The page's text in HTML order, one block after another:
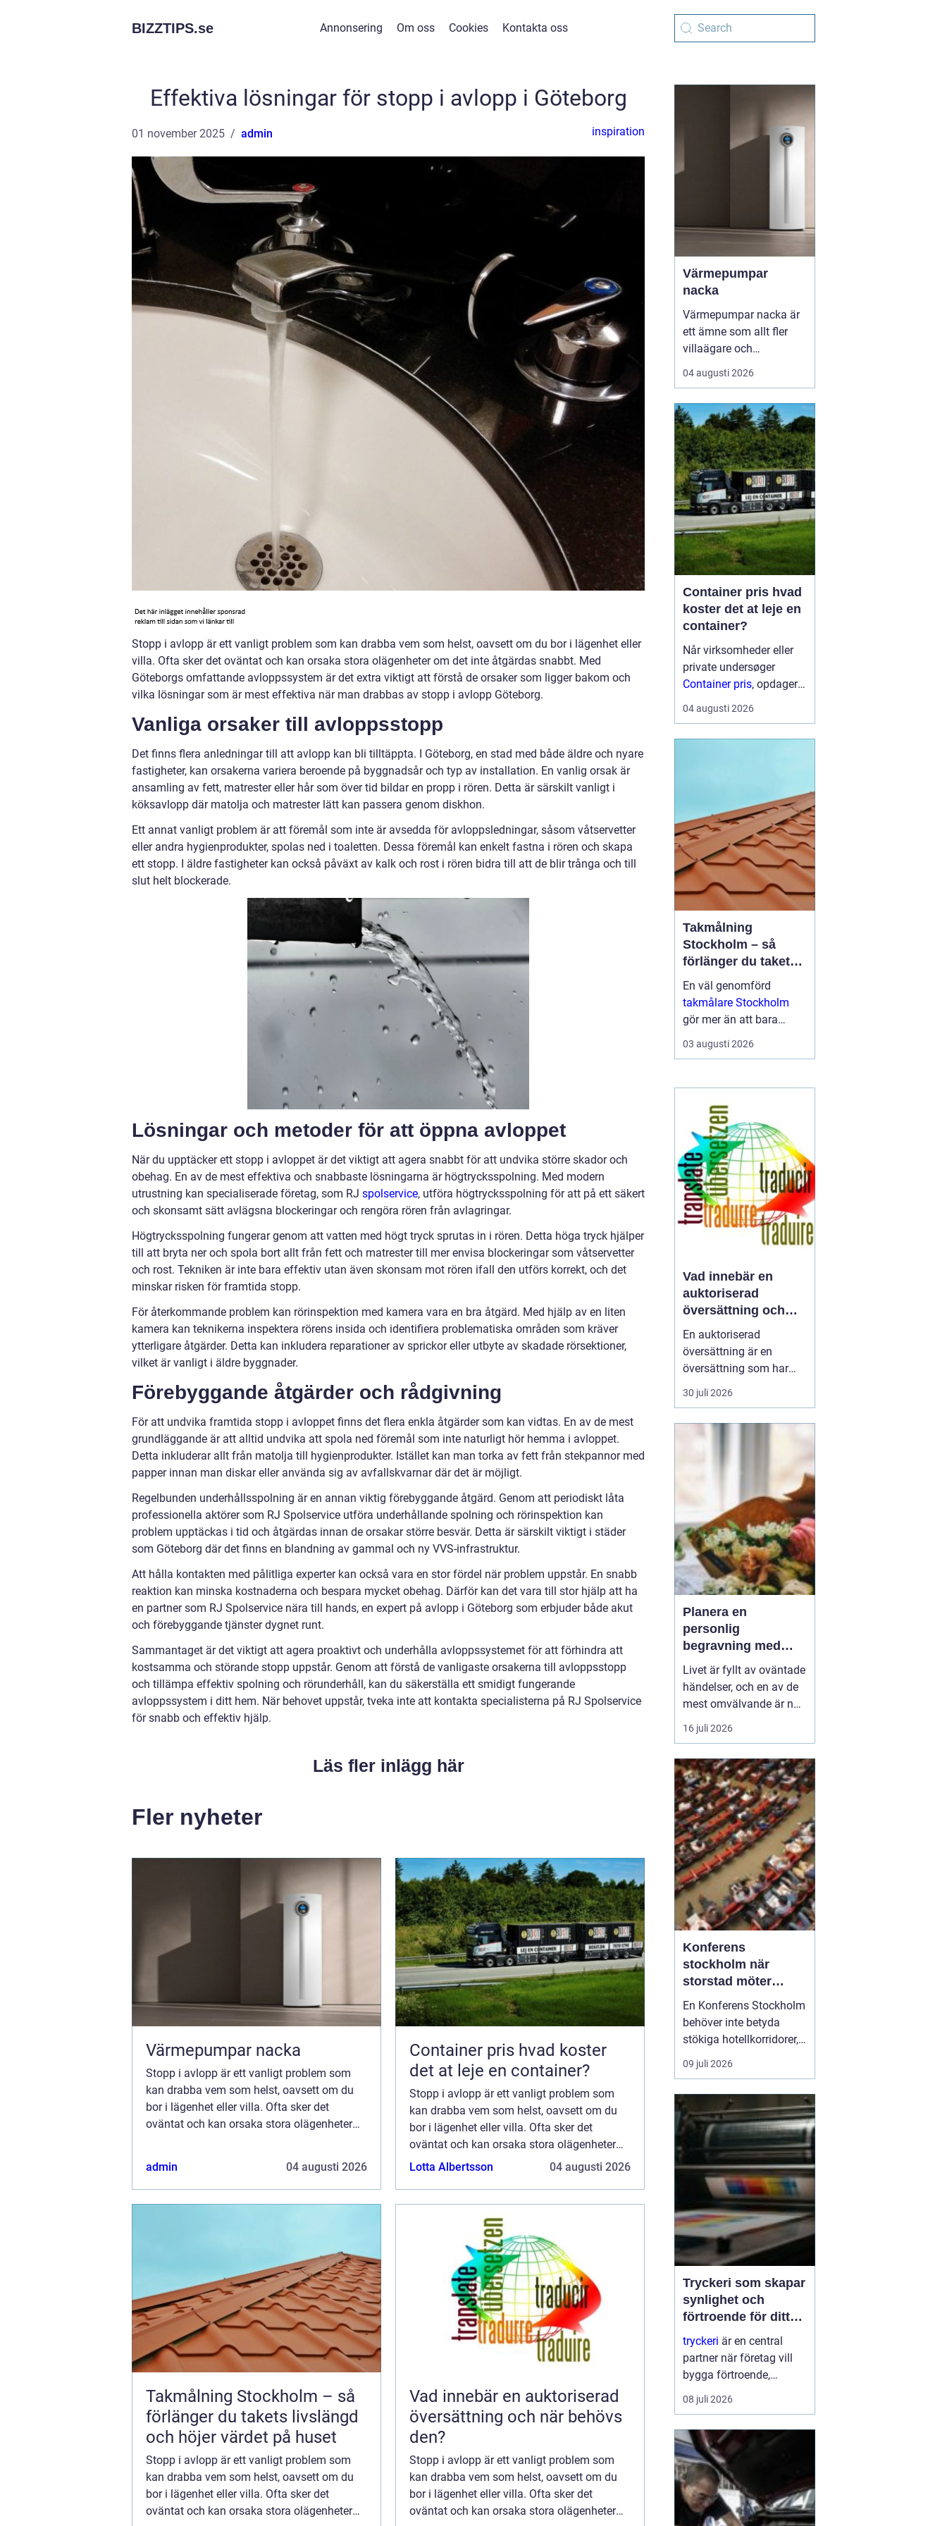
BIZZTIPS.se Annonsering Om oss Cookies Kontakta oss
Effektiva lösningar för stopp i avlopp i Göteborg
01 november 2025 admin inspiration
Stopp i avlopp är ett vanligt problem som kan drabba vem som helst, oavsett om du bor i lägenhet eller
villa. Ofta sker det oväntat och kan orsaka stora olägenheter om det inte åtgärdas snabbt. Med
Göteborgs omfattande avloppssystem är det extra viktigt att förstå de orsaker som ligger bakom och
vilka lösningar som är mest effektiva när man drabbas av stopp i avlopp Göteborg.
Vanliga orsaker till avloppsstopp
Det finns flera anledningar till att avlopp kan bli tilltäppta. I Göteborg, en stad med både äldre och nyare
fastigheter, kan orsakerna variera beroende på byggnadsår och typ av installation. En vanlig orsak är
ansamling av fett, matrester eller hår som över tid bildar en propp i rören. Detta är särskilt vanligt i
köksavlopp där matolja och matrester lätt kan passera genom diskhon.
Ett annat vanligt problem är att föremål som inte är avsedda för avloppsledningar, såsom våtservetter
eller andra hygienprodukter, spolas ned i toaletten. Dessa föremål kan enkelt fastna i rören och skapa
ett stopp. I äldre fastigheter kan också påväxt av kalk och rost i rören bidra till att de blir trånga och till
slut helt blockerade.
Lösningar och metoder för att öppna avloppet
När du upptäcker ett stopp i avloppet är det viktigt att agera snabbt för att undvika större skador och
obehag. En av de mest effektiva och snabbaste lösningarna är högtrycksspolning. Med modern
utrustning kan specialiserade företag, som RJ spolservice, utföra högtrycksspolning för att på ett säkert
och skonsamt sätt avlägsna blockeringar och rengöra rören från avlagringar.
Högtrycksspolning fungerar genom att vatten med högt tryck sprutas in i rören. Detta höga tryck hjälper
till att bryta ner och spola bort allt från fett och matrester till mer envisa blockeringar som våtservetter
och rost. Tekniken är inte bara effektiv utan även skonsam mot rören ifall den utförs korrekt, och det
minskar risken för framtida stopp.
För återkommande problem kan rörinspektion med kamera vara en bra åtgärd. Med hjälp av en liten
kamera kan teknikerna inspektera rörens insida och identifiera problematiska områden som kräver
ytterligare åtgärder. Detta kan inkludera reparationer av sprickor eller utbyte av skadade rörsektioner,
vilket är vanligt i äldre byggnader.
Förebyggande åtgärder och rådgivning
För att undvika framtida stopp i avloppet finns det flera enkla åtgärder som kan vidtas. En av de mest
grundläggande är att alltid undvika att spola ned föremål som inte naturligt hör hemma i avloppet.
Detta inkluderar allt från matolja till hygienprodukter. Istället kan man torka av fett från stekpannor med
papper innan man diskar eller använda sig av avfallskvarnar där det är möjligt.
Regelbunden underhållsspolning är en annan viktig förebyggande åtgärd. Genom att periodiskt låta
professionella aktörer som RJ Spolservice utföra underhållande spolning och rörinspektion kan
problem upptäckas i tid och åtgärdas innan de orsakar större besvär. Detta är särskilt viktigt i städer
som Göteborg där det finns en blandning av gammal och ny VVS-infrastruktur.
Att hålla kontakten med pålitliga experter kan också vara en stor fördel när problem uppstår. En snabb
reaktion kan minska kostnaderna och bespara mycket obehag. Därför kan det vara till stor hjälp att ha
en partner som RJ Spolservice nära till hands, en expert på avlopp i Göteborg som erbjuder både akut
och förebyggande tjänster dygnet runt.
Sammantaget är det viktigt att agera proaktivt och underhålla avloppssystemet för att förhindra att
kostsamma och störande stopp uppstår. Genom att förstå de vanligaste orsakerna till avloppsstopp
och tillämpa effektiv spolning och rörunderhåll, kan du säkerställa ett smidigt fungerande
avloppssystem i ditt hem. När behovet uppstår, tveka inte att kontakta specialisterna på RJ Spolservice
för snabb och effektiv hjälp.
Läs fler inlägg här
Fler nyheter
Värmepumpar nacka
Stopp i avlopp är ett vanligt problem som
kan drabba vem som helst, oavsett om du
bor i lägenhet eller villa. Ofta sker det
oväntat och kan orsaka stora olägenheter
admin 04 augusti 2026
Container pris hvad koster
det at leje en container?
Stopp i avlopp är ett vanligt problem som
kan drabba vem som helst, oavsett om du
bor i lägenhet eller villa. Ofta sker det
oväntat och kan orsaka stora olägenheter
om det inte åtgärdas snabbt. Med
Lotta Albertsson 04 augusti 2026
Takmålning Stockholm – så
förlänger du takets livslängd
och höjer värdet på huset
Stopp i avlopp är ett vanligt problem som
kan drabba vem som helst, oavsett om du
bor i lägenhet eller villa. Ofta sker det
oväntat och kan orsaka stora olägenheter
Vad innebär en auktoriserad
översättning och när behövs
den?
Stopp i avlopp är ett vanligt problem som
kan drabba vem som helst, oavsett om du
bor i lägenhet eller villa. Ofta sker det
oväntat och kan orsaka stora olägenheter
Värmepumpar
nacka
Värmepumpar nacka är
ett ämne som allt fler
villaägare och
bostadsrättsföreningar
intresserar sig för när
och klimatfrågan blir
mer påtaglig. I nacka
finns många hus med
olika förutsättningar,
från äldre villor med
direktverk...
04 augusti 2026
Container pris hvad
koster det at leje en
container?
Når virksomheder eller
private undersøger
Container pris, opdager
mange hurtigt, at der
ikke findes én fast pris.
04 augusti 2026
Takmålning
Stockholm – så
förlänger du takets
livslängd och höjer
värdet på huset
En väl genomförd
takmålare Stockholm
gör mer än att bara
fräscha upp husets
utseende. Den skyddar
str...
03 augusti 2026
Vad innebär en
auktoriserad
översättning och
när behövs den?
En auktoriserad
översättning är en
översättning som har
juridisk giltighet. Den
utförs av en översättare
Kammarkollegiet och
att översättningen...
30 juli 2026
Planera en
personlig
begravning med
hjälp av en
begravningsbyrå
Livet är fyllt av oväntade
händelser, och en av de
mest omvälvande är när
någon nära oss går bort.
Det kan vara en
logistisk utmaning att
hantera. Här kommer en
begravning...
16 juli 2026
Konferens
stockholm när
storstad möter
rofylld landsbygd
En Konferens Stockholm
behöver inte betyda
stökiga hotellkorridorer,
trånga mötesrum och
brus från citytrafiken.
stället lugna, personliga
anläggningar strax
utanför stan där gruppen
kan fokusera, arbeta
ostört och samtidigt...
09 juli 2026
Tryckeri som skapar
synlighet och
förtroende för ditt
företag
tryckeri är en central
partner när företag vill
bygga förtroende,
synlighet och en tydlig
profil i alla fysiska
genomtänkta trycksaker
som visitkort, broschyrer
och skyltar blir
varumärket konkret o...
08 juli 2026